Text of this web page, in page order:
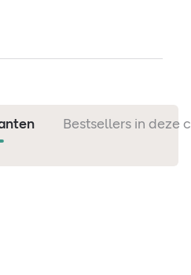
Bestsellers in deze